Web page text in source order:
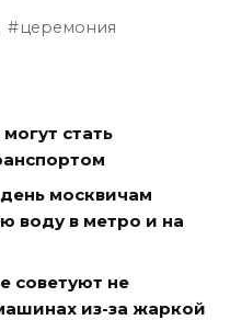
церемония
стать
москвичам
воду в метро и на
советуют не
из-за жаркой